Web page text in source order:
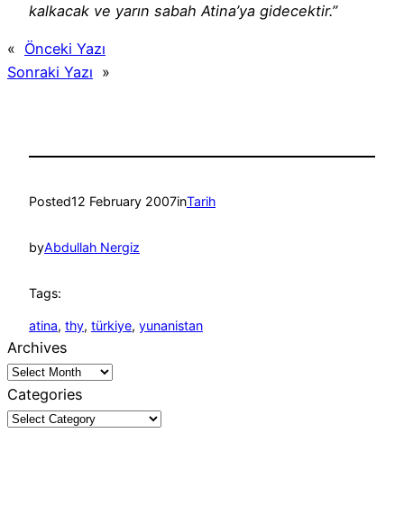
kalkacak ve yarın sabah Atina’ya gidecektir.”
« Önceki Yazı
Sonraki Yazı »
Posted12 February 2007inTarih
byAbdullah Nergiz
Tags:
atina, thy, türkiye, yunanistan
Archives
Categories